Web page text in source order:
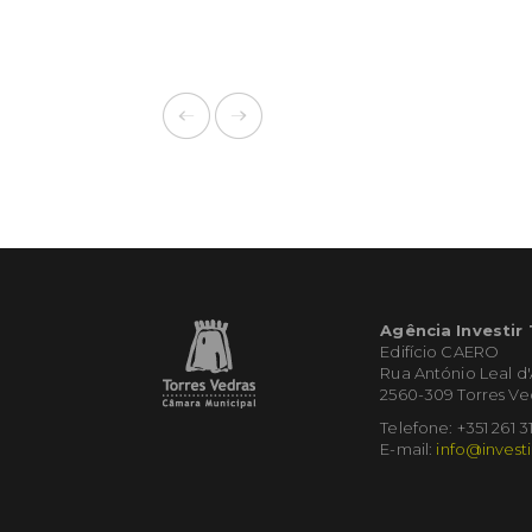
Agência Investir
Edifício CAERO
Rua António Leal
2560-309 Torres
Telefone: +351 261
E-mail: